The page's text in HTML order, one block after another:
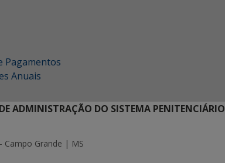
Pagamentos
Anuais
ADMINISTRAÇÃO DO SISTEMA PENITENCIÁRIO
Campo Grande | MS